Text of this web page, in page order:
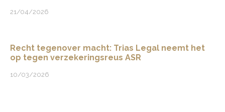
21/04/2026
Recht tegenover macht: Trias Legal neemt het
op tegen verzekeringsreus ASR
10/03/2026